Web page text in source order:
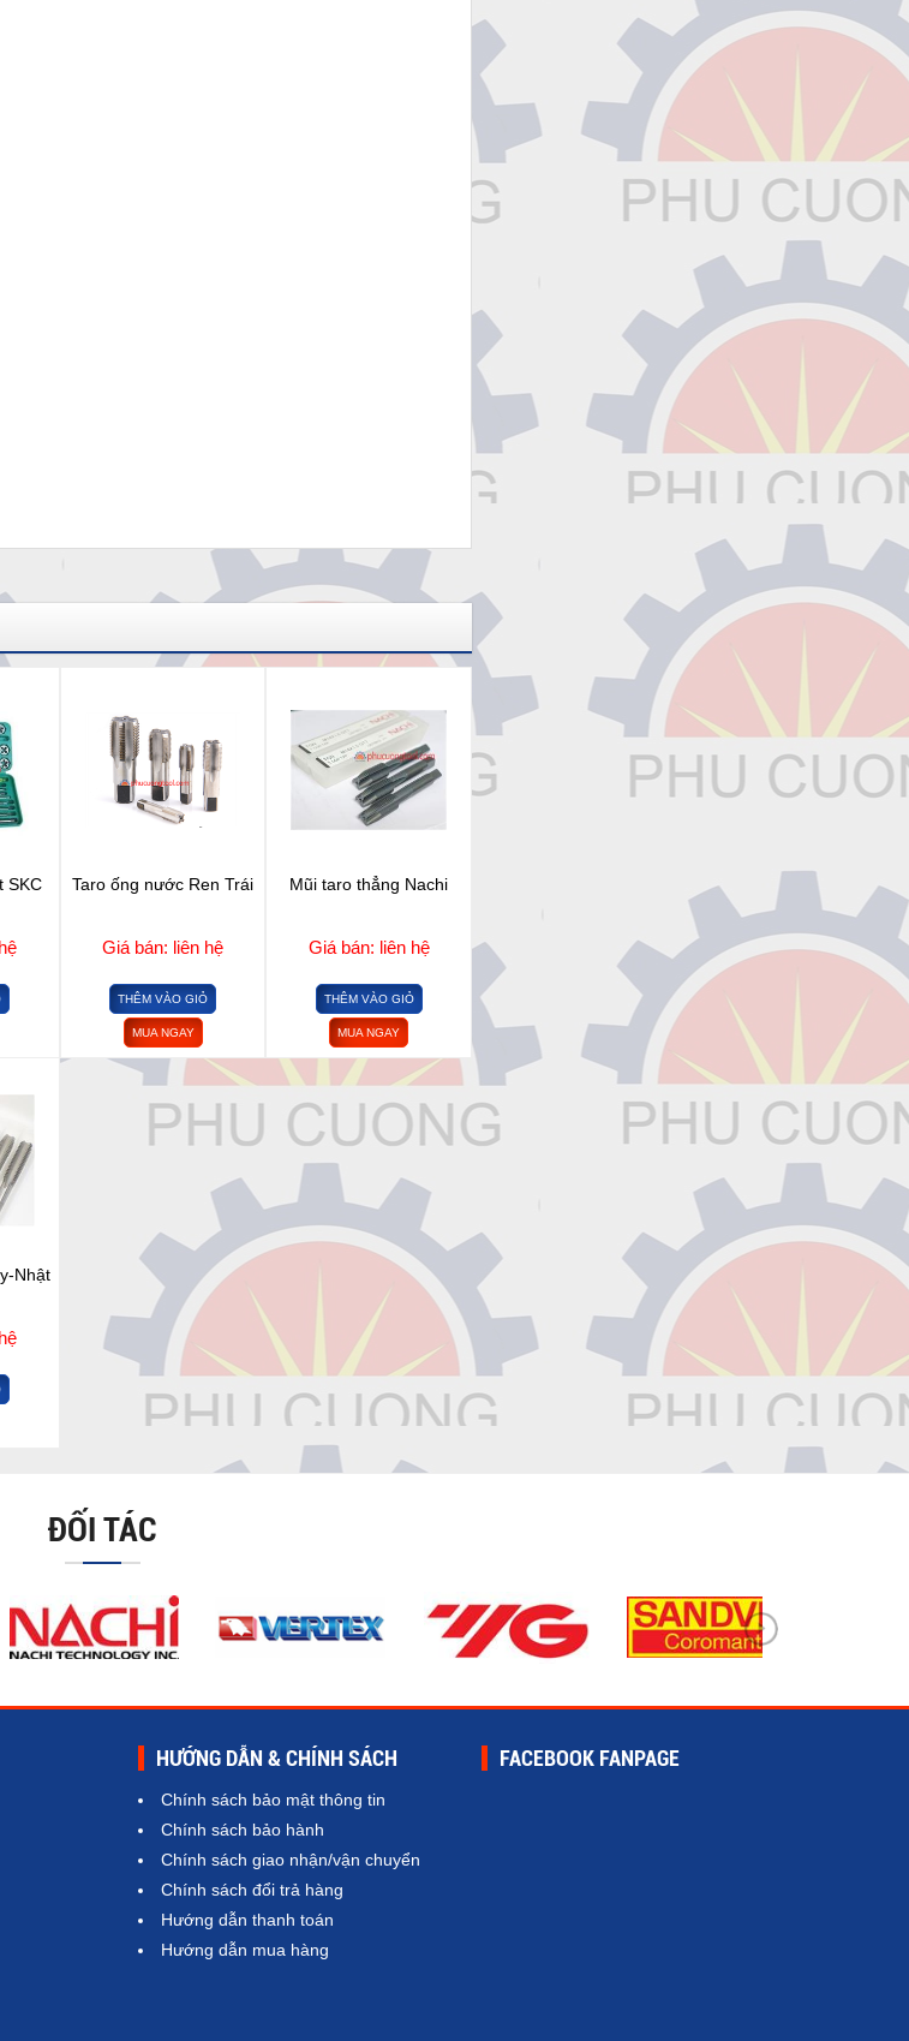
SKC Taro ống nước Ren Trái
Giá bán: liên hệ
THÊM VÀO GIỎ
MUA NGAY
Mũi taro thẳng Nachi
Giá bán: liên hệ
THÊM VÀO GIỎ
MUA NGAY
Nhật
ĐỐI TÁC
FACEBOOK FANPAGE
HƯỚNG DẪN & CHÍNH SÁCH
Chính sách bảo mật thông tin
Chính sách bảo hành
Chính sách giao nhận/vận chuyển
Chính sách đổi trả hàng
Hướng dẫn thanh toán
Hướng dẫn mua hàng